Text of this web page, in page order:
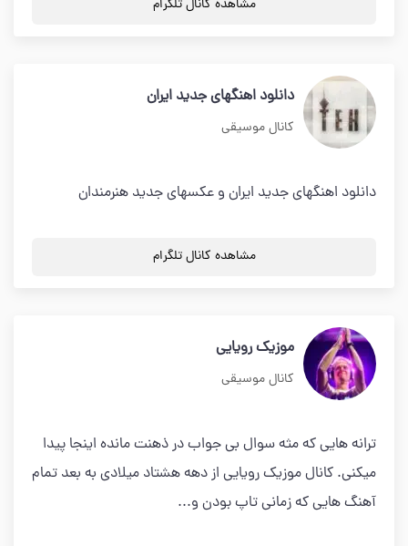
مشاهده کانال تلگرام
دانلود اهنگهای جدید ایران
کانال موسیقی
دانلود اهنگهای جدید ایران و عکسهای جدید هنرمندان
مشاهده کانال تلگرام
موزیک رویایی
کانال موسیقی
ترانه هایی که مثه سوال بی جواب در ذهنت مانده اینجا پیدا
میکنی. کانال موزیک رویایی از دهه هشتاد میلادی به بعد تمام
آهنگ هایی که زمانی تاپ بودن و...